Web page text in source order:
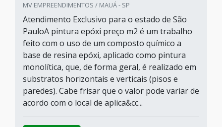
MV EMPREENDIMENTOS / MAUÁ - SP
Atendimento Exclusivo para o estado de São
PauloA pintura epóxi preço m2 é um trabalho
feito com o uso de um composto químico a
base de resina epóxi, aplicado como pintura
monolítica, que, de forma geral, é realizado em
substratos horizontais e verticais (pisos e
paredes). Cabe frisar que o valor pode variar de
acordo com o local de aplica&cc...